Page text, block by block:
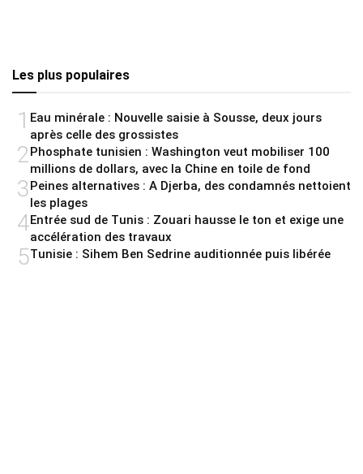
Les plus populaires
1 Eau minérale : Nouvelle saisie à Sousse, deux jours
après celle des grossistes
2 Phosphate tunisien : Washington veut mobiliser 100
millions de dollars, avec la Chine en toile de fond
3Peines alternatives : A Djerba, des condamnés nettoient
les plages
4Entrée sud de Tunis : Zouari hausse le ton et exige une
accélération des travaux
5Tunisie : Sihem Ben Sedrine auditionnée puis libérée